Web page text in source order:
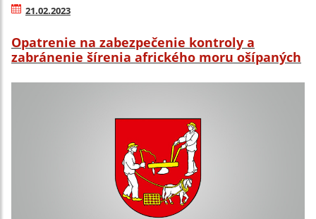
21.02.2023
Opatrenie na zabezpečenie kontroly a
zabránenie šírenia afrického moru ošípaných